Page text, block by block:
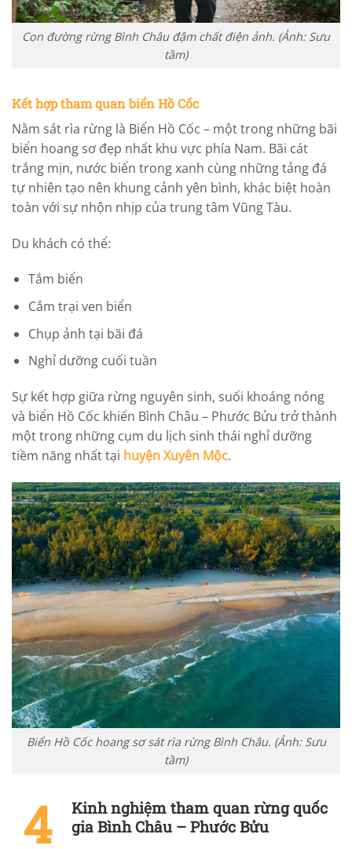
Con đường rừng Bình Châu đậm chất điện ảnh. (Ảnh: Sưu
tầm)
Kết hợp tham quan biển Hồ Cốc
Nằm sát rìa rừng là Biển Hồ Cốc – một trong những bãi
biển hoang sơ đẹp nhất khu vực phía Nam. Bãi cát
trắng mịn, nước biển trong xanh cùng những tảng đá
tự nhiên tạo nên khung cảnh yên bình, khác biệt hoàn
toàn với sự nhộn nhịp của trung tâm Vũng Tàu.
Du khách có thể:
Tắm biển
Cắm trại ven biển
Chụp ảnh tại bãi đá
Nghỉ dưỡng cuối tuần
Sự kết hợp giữa rừng nguyên sinh, suối khoáng nóng
và biển Hồ Cốc khiến Bình Châu – Phước Bửu trở thành
một trong những cụm du lịch sinh thái nghỉ dưỡng
tiềm năng nhất tại huyện Xuyên Mộc.
Biển Hồ Cốc hoang sơ sát rìa rừng Bình Châu. (Ảnh: Sưu
tầm)
Kinh nghiệm tham quan rừng quốc
gia Bình Châu – Phước Bửu